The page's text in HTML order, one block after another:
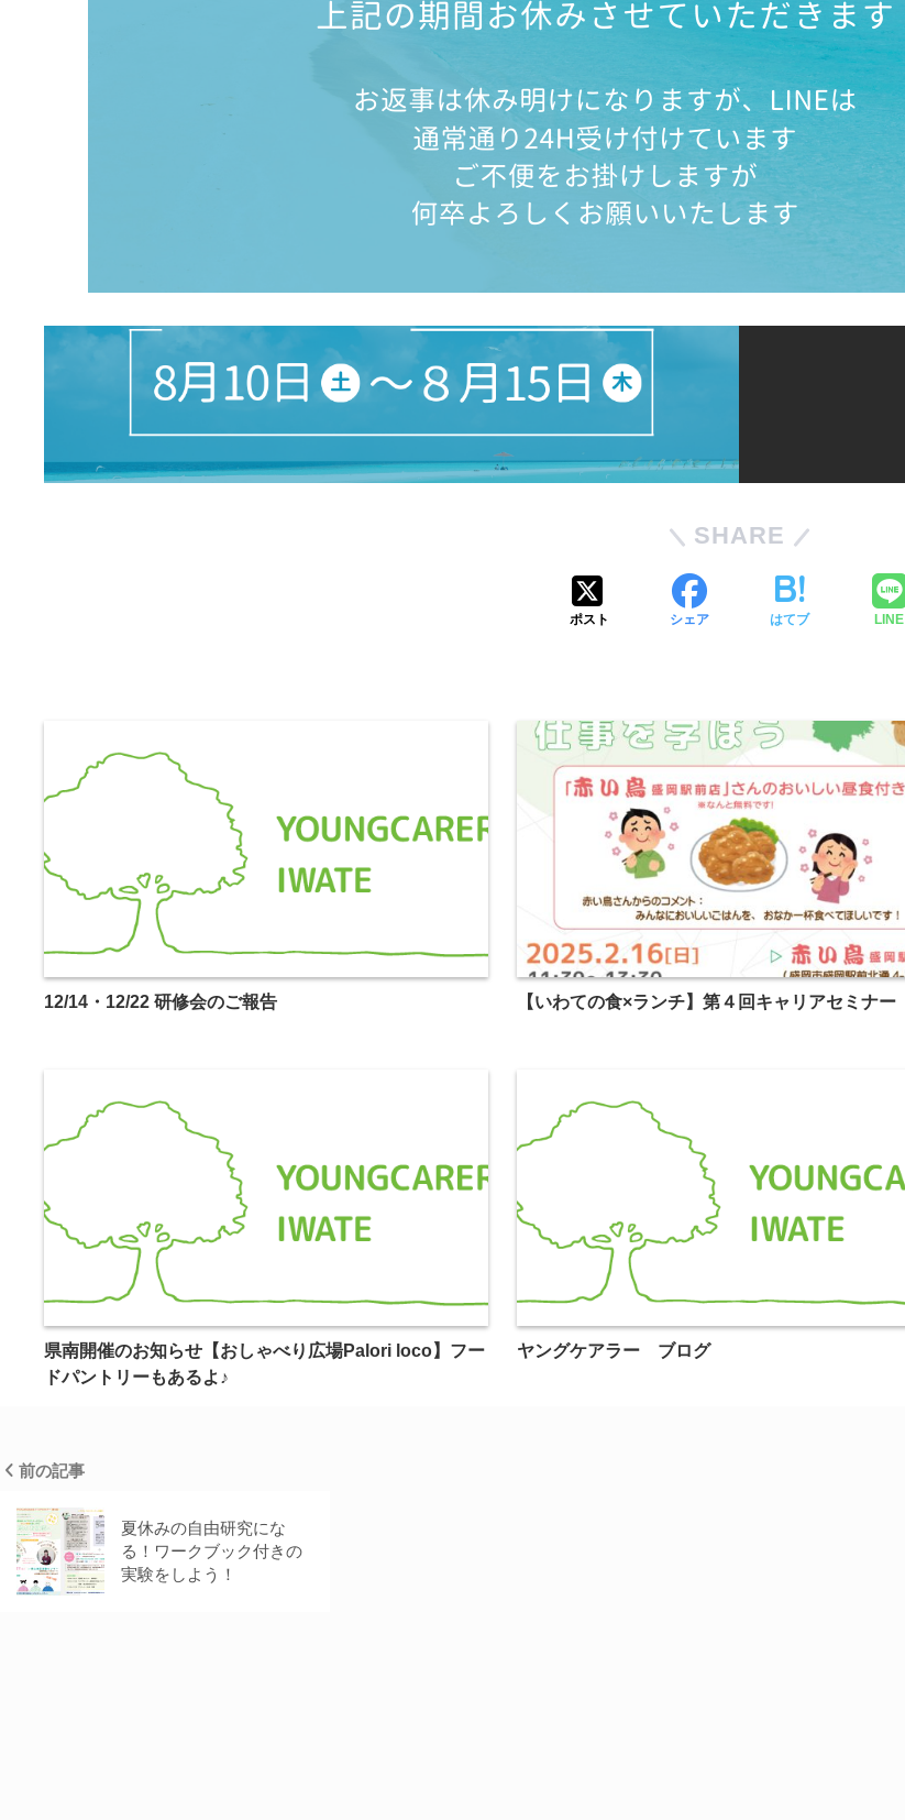
SHARE
ポスト シェア はてブ LINE
12/14・12/22 研修会のご報告 【いわての食×ランチ】第４回キャリアセミナー
県南開催のお知らせ【おしゃべり広場Palori loco】フー
ドパントリーもあるよ♪
ヤングケアラー ブログ
前の記事
夏休みの自由研究にな
る！ワークブック付きの
実験をしよう！